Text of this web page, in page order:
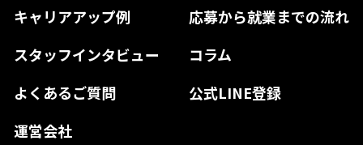
キャリアアップ例
応募から就業までの流れ
スタッフインタビュー
コラム
よくあるご質問
公式LINE登録
運営会社
和歌山県
山口県
徳島県
熊本県